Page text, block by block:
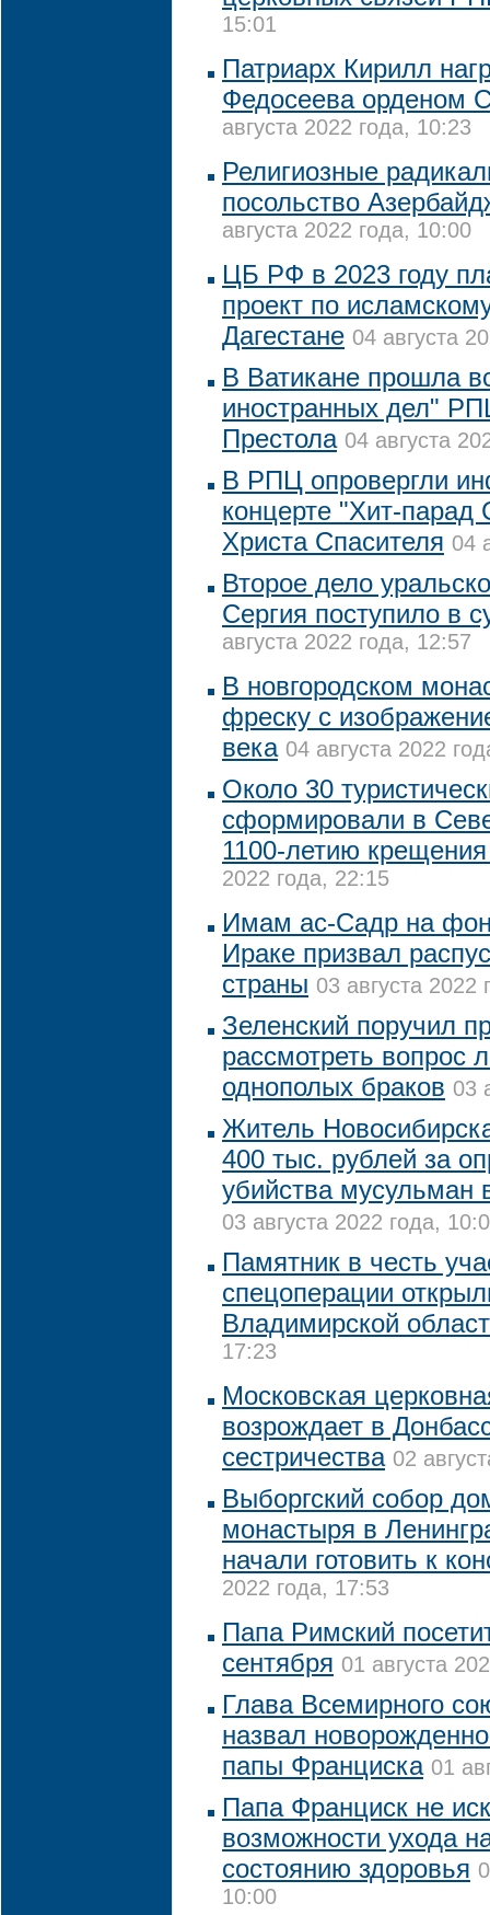
15:01
Патриарх Кирилл
Федосеева орденом
августа 2022 года, 10:23
Религиозные
посольство
августа 2022 года, 10:00
ЦБ РФ в 2023 году
проект по
Дагестане 04 августа
В Ватикане прошла
иностранных дел"
Престола 04 августа
В РПЦ опровергли
концерте "Хит-
Христа Спасителя 04
Второе дело
Сергия поступило в
августа 2022 года, 12:57
В новгородском
фреску с
века 04 августа 2022
Около 30
сформировали в
1100-летию
2022 года, 22:15
Имам ас-Садр на
Ираке призвал
страны 03 августа 2022
Зеленский поручил
рассмотреть вопрос
однополых браков 03
Житель
400 тыс. рублей за
убийства мусульман
03 августа 2022 года,
Памятник в честь
спецоперации
Владимирской
17:23
Московская
возрождает в
сестричества 02
Выборгский собор
монастыря в
начали готовить к
2022 года, 17:53
Папа Римский
сентября 01 августа
Глава Всемирного
назвал
папы Франциска 01
Папа Франциск не
возможности ухода
состоянию здоровья
10:00